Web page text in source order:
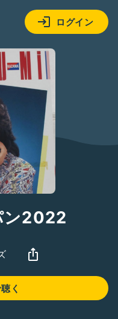
ログイン
ン2022
く